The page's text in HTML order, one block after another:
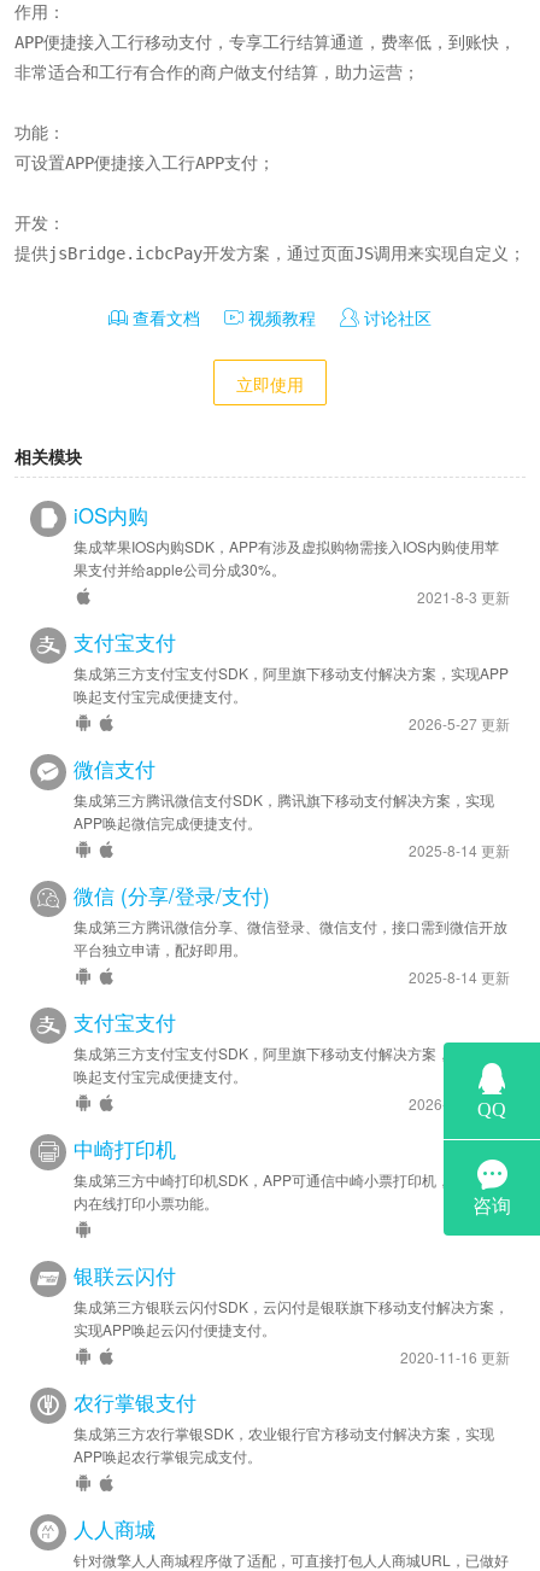
作用：
APP便捷接入工行移动支付，专享工行结算通道，费率低，到账快，
非常适合和工行有合作的商户做支付结算，助力运营；
功能：
可设置APP便捷接入工行APP支付；
开发：
提供jsBridge.icbcPay开发方案，通过页面JS调用来实现自定义；
查看文档 视频教程 讨论社区
立即使用
相关模块
iOS内购
集成苹果IOS内购SDK，APP有涉及虚拟购物需接入IOS内购使用苹
果支付并给apple公司分成30%。
2021-8-3 更新
支付宝支付
集成第三方支付宝支付SDK，阿里旗下移动支付解决方案，实现APP
唤起支付宝完成便捷支付。
2026-5-27 更新
微信支付
集成第三方腾讯微信支付SDK，腾讯旗下移动支付解决方案，实现
APP唤起微信完成便捷支付。
2025-8-14 更新
微信 (分享/登录/支付)
集成第三方腾讯微信分享、微信登录、微信支付，接口需到微信开放
平台独立申请，配好即用。
2025-8-14 更新
支付宝支付
集成第三方支付宝支付SDK，阿里旗下移动支付解决方案，实现APP
唤起支付宝完成便捷支付。
2026-5-27 更新
中崎打印机
集成第三方中崎打印机SDK，APP可通信中崎小票打印机，实现APP
内在线打印小票功能。
银联云闪付
集成第三方银联云闪付SDK，云闪付是银联旗下移动支付解决方案，
实现APP唤起云闪付便捷支付。
2020-11-16 更新
农行掌银支付
集成第三方农行掌银SDK，农业银行官方移动支付解决方案，实现
APP唤起农行掌银完成支付。
人人商城
针对微擎人人商城程序做了适配，可直接打包人人商城URL，已做好